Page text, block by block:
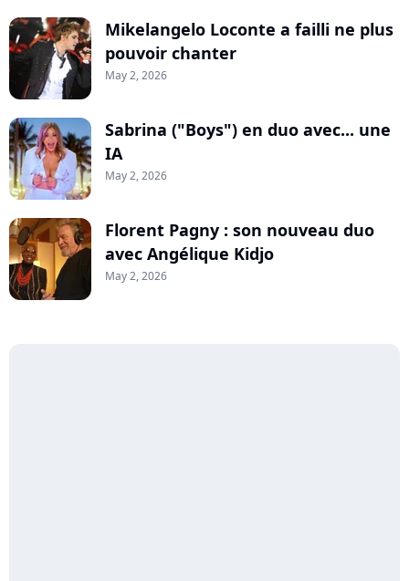
Mikelangelo Loconte a failli ne plus
pouvoir chanter
May 2, 2026
Sabrina ("Boys") en duo avec... une
IA
May 2, 2026
Florent Pagny : son nouveau duo
avec Angélique Kidjo
May 2, 2026